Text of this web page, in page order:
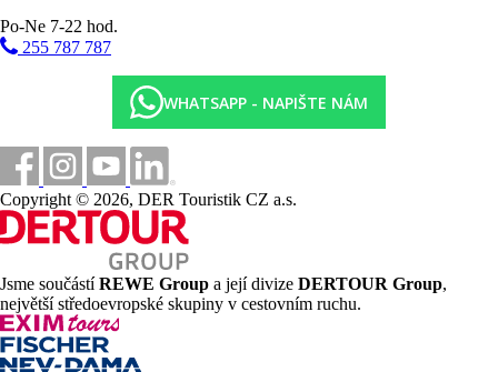
Po-Ne 7-22 hod.
255 787 787
WHATSAPP - NAPIŠTE NÁM
Copyright © 2026, DER Touristik CZ a.s.
Jsme součástíREWE Group a její divize DERTOUR Group,
největší středoevropské skupiny v cestovním ruchu.